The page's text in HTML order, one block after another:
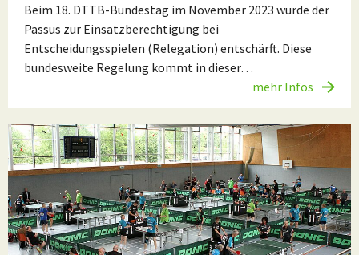
Beim 18. DTTB-Bundestag im November 2023 wurde der
Passus zur Einsatzberechtigung bei
Entscheidungsspielen (Relegation) entschärft. Diese
bundesweite Regelung kommt in dieser…
mehr Infos